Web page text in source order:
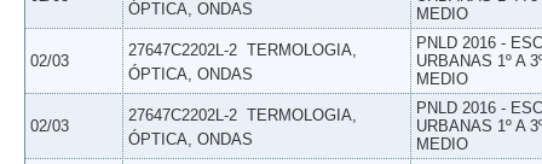
ÓPTICA, ONDAS
MEDIO
02/03
27647C2202L-2  TERMOLOGIA,
ÓPTICA, ONDAS
PNLD 2016 -
URBANAS 1º A
MEDIO
02/03
27647C2202L-2  TERMOLOGIA,
ÓPTICA, ONDAS
PNLD 2016 -
URBANAS 1º A
MEDIO